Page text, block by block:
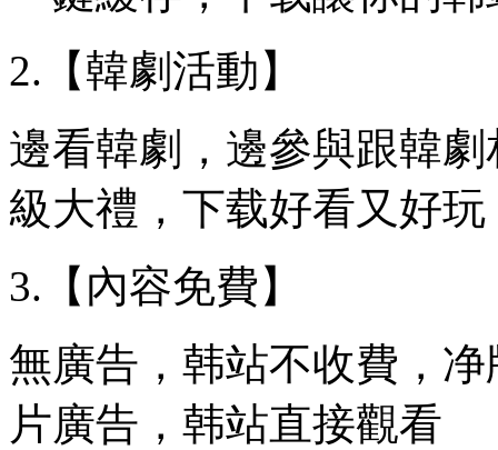
2.【韓劇活動】
邊看韓劇，邊參與跟韓
級大禮，下载好看又好玩
3.【內容免費】
無廣告，韩站不收費，
片廣告，韩站直接觀看